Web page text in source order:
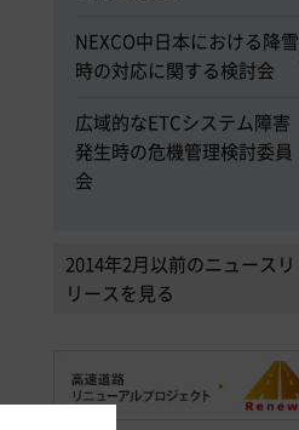
NEXCO中日本における降雪
時の対応に関する検討会
広域的なETCシステム障害
発生時の危機管理検討委員
会
2014年2月以前のニュースリ
リースを見る